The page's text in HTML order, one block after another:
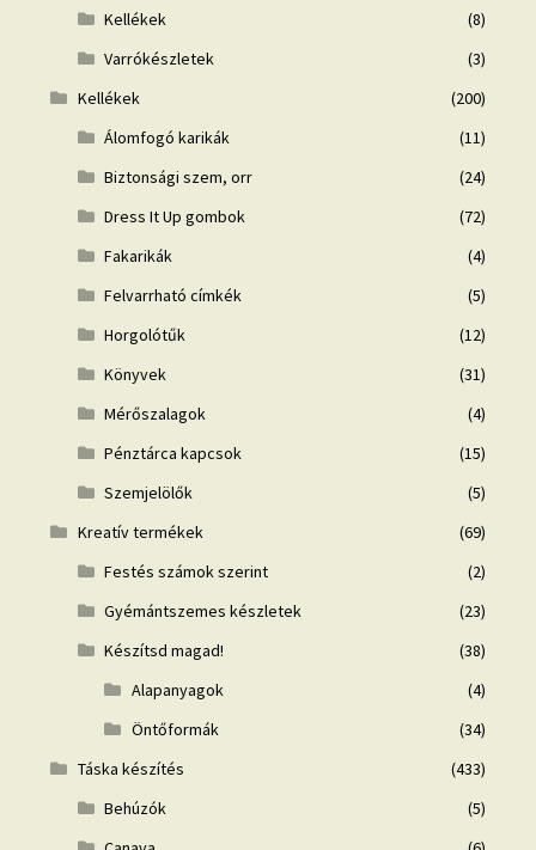
Kellékek
(8)
Varrókészletek
(3)
Kellékek
(200)
Álomfogó karikák
(11)
Biztonsági szem, orr
(24)
Dress It Up gombok
(72)
Fakarikák
(4)
Felvarrható címkék
(5)
Horgolótűk
(12)
Könyvek
(31)
Mérőszalagok
(4)
Pénztárca kapcsok
(15)
Szemjelölők
(5)
Kreatív termékek
(69)
Festés számok szerint
(2)
Gyémántszemes készletek
(23)
Készítsd magad!
(38)
Alapanyagok
(4)
Öntőformák
(34)
Táska készítés
(433)
Behúzók
(5)